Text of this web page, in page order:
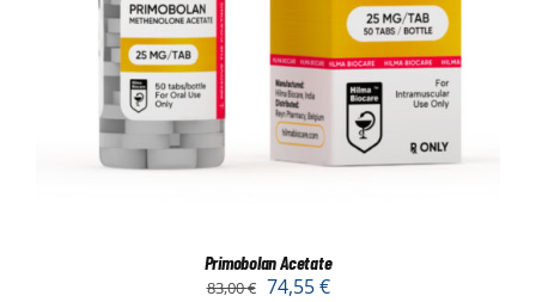
Primobolan Acetate
83,00€ 74,55€